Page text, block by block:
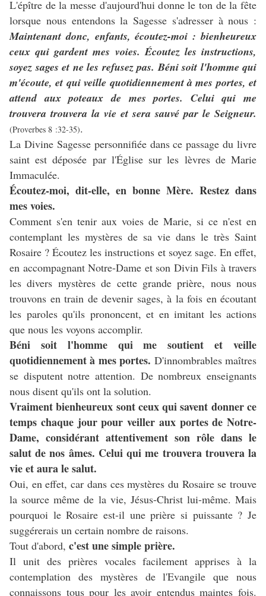
L'épître de la messe d'aujourd'hui donne le ton de la fête
lorsque nous entendons la Sagesse s'adresser à nous :
Maintenant donc, enfants, écoutez-moi : bienheureux
ceux qui gardent mes voies. Écoutez les instructions,
soyez sages et ne les refusez pas. Béni soit l'homme qui
m'écoute, et qui veille quotidiennement à mes portes, et
attend aux poteaux de mes portes. Celui qui me
trouvera trouvera la vie et sera sauvé par le Seigneur.
(Proverbes 8 :32-35).
La Divine Sagesse personnifiée dans ce passage du livre
saint est déposée par l'Église sur les lèvres de Marie
Immaculée.
Écoutez-moi, dit-elle, en bonne Mère. Restez dans
mes voies.
Comment s'en tenir aux voies de Marie, si ce n'est en
contemplant les mystères de sa vie dans le très Saint
Rosaire ? Écoutez les instructions et soyez sage. En effet,
en accompagnant Notre-Dame et son Divin Fils à travers
les divers mystères de cette grande prière, nous nous
trouvons en train de devenir sages, à la fois en écoutant
les paroles qu'ils prononcent, et en imitant les actions
que nous les voyons accomplir.
Béni soit l'homme qui me soutient et veille
quotidiennement à mes portes. D'innombrables maîtres
se disputent notre attention. De nombreux enseignants
nous disent qu'ils ont la solution.
Vraiment bienheureux sont ceux qui savent donner ce
temps chaque jour pour veiller aux portes de Notre-
Dame, considérant attentivement son rôle dans le
salut de nos âmes. Celui qui me trouvera trouvera la
vie et aura le salut.
Oui, en effet, car dans ces mystères du Rosaire se trouve
la source même de la vie, Jésus-Christ lui-même. Mais
pourquoi le Rosaire est-il une prière si puissante ? Je
suggérerais un certain nombre de raisons.
Tout d'abord, c'est une simple prière.
Il unit des prières vocales facilement apprises à la
contemplation des mystères de l'Evangile que nous
connaissons tous pour les avoir entendus maintes fois.